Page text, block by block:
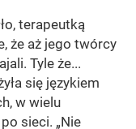
terapeutką
że aż jego twórcy
Tyle że...
się językiem
w wielu
sieci. „Nie